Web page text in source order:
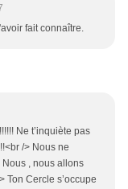
fait connaître.
Ne t’inquiète pas
/> Nous ne
Nous , nous allons
Ton Cercle s’occupe